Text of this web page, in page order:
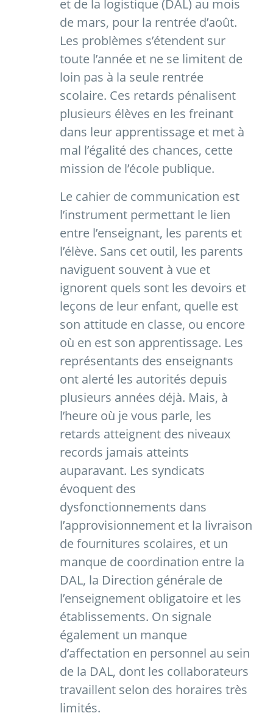
et de la logistique (DAL) au mois
de mars, pour la rentrée d’août.
Les problèmes s’étendent sur
toute l’année et ne se limitent de
loin pas à la seule rentrée
scolaire. Ces retards pénalisent
plusieurs élèves en les freinant
dans leur apprentissage et met à
mal l’égalité des chances, cette
mission de l’école publique.
Le cahier de communication est
l’instrument permettant le lien
entre l’enseignant, les parents et
l’élève. Sans cet outil, les parents
naviguent souvent à vue et
ignorent quels sont les devoirs et
leçons de leur enfant, quelle est
son attitude en classe, ou encore
où en est son apprentissage. Les
représentants des enseignants
ont alerté les autorités depuis
plusieurs années déjà. Mais, à
l’heure où je vous parle, les
retards atteignent des niveaux
records jamais atteints
auparavant. Les syndicats
évoquent des
dysfonctionnements dans
l’approvisionnement et la livraison
de fournitures scolaires, et un
manque de coordination entre la
DAL, la Direction générale de
l’enseignement obligatoire et les
établissements. On signale
également un manque
d’affectation en personnel au sein
de la DAL, dont les collaborateurs
travaillent selon des horaires très
limités.